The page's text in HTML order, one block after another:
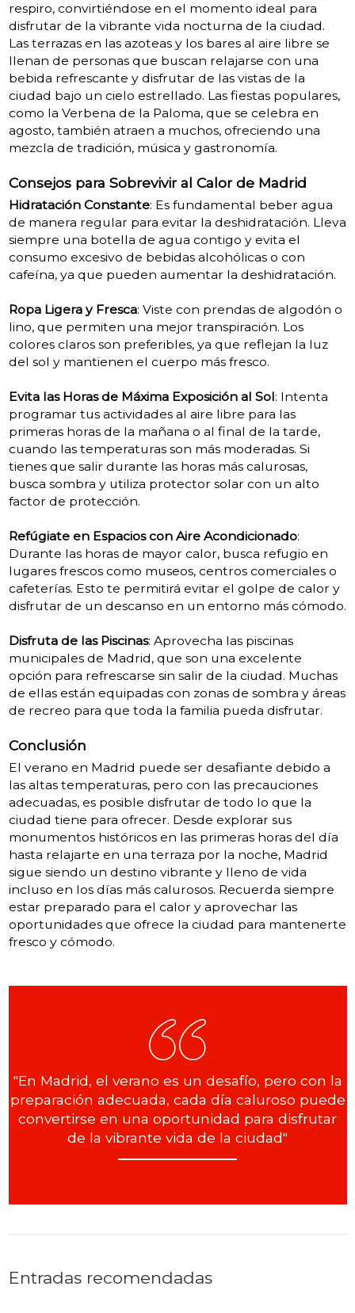
respiro, convirtiéndose en el momento ideal para
disfrutar de la vibrante vida nocturna de la ciudad.
Las terrazas en las azoteas y los bares al aire libre se
llenan de personas que buscan relajarse con una
bebida refrescante y disfrutar de las vistas de la
ciudad bajo un cielo estrellado. Las fiestas populares,
como la Verbena de la Paloma, que se celebra en
agosto, también atraen a muchos, ofreciendo una
mezcla de tradición, música y gastronomía​.
Consejos para Sobrevivir al Calor de Madrid
Hidratación Constante: Es fundamental beber agua
de manera regular para evitar la deshidratación. Lleva
siempre una botella de agua contigo y evita el
consumo excesivo de bebidas alcohólicas o con
cafeína, ya que pueden aumentar la deshidratación.
Ropa Ligera y Fresca: Viste con prendas de algodón o
lino, que permiten una mejor transpiración. Los
colores claros son preferibles, ya que reflejan la luz
del sol y mantienen el cuerpo más fresco.
Evita las Horas de Máxima Exposición al Sol: Intenta
programar tus actividades al aire libre para las
primeras horas de la mañana o al final de la tarde,
cuando las temperaturas son más moderadas. Si
tienes que salir durante las horas más calurosas,
busca sombra y utiliza protector solar con un alto
factor de protección.
Refúgiate en Espacios con Aire Acondicionado:
Durante las horas de mayor calor, busca refugio en
lugares frescos como museos, centros comerciales o
cafeterías. Esto te permitirá evitar el golpe de calor y
disfrutar de un descanso en un entorno más cómodo.
Disfruta de las Piscinas: Aprovecha las piscinas
municipales de Madrid, que son una excelente
opción para refrescarse sin salir de la ciudad. Muchas
de ellas están equipadas con zonas de sombra y áreas
de recreo para que toda la familia pueda disfrutar.
Conclusión
El verano en Madrid puede ser desafiante debido a
las altas temperaturas, pero con las precauciones
adecuadas, es posible disfrutar de todo lo que la
ciudad tiene para ofrecer. Desde explorar sus
monumentos históricos en las primeras horas del día
hasta relajarte en una terraza por la noche, Madrid
sigue siendo un destino vibrante y lleno de vida
incluso en los días más calurosos. Recuerda siempre
estar preparado para el calor y aprovechar las
oportunidades que ofrece la ciudad para mantenerte
fresco y cómodo.
"En Madrid, el verano es un desafío, pero con la
preparación adecuada, cada día caluroso puede
convertirse en una oportunidad para disfrutar
de la vibrante vida de la ciudad"
Entradas recomendadas